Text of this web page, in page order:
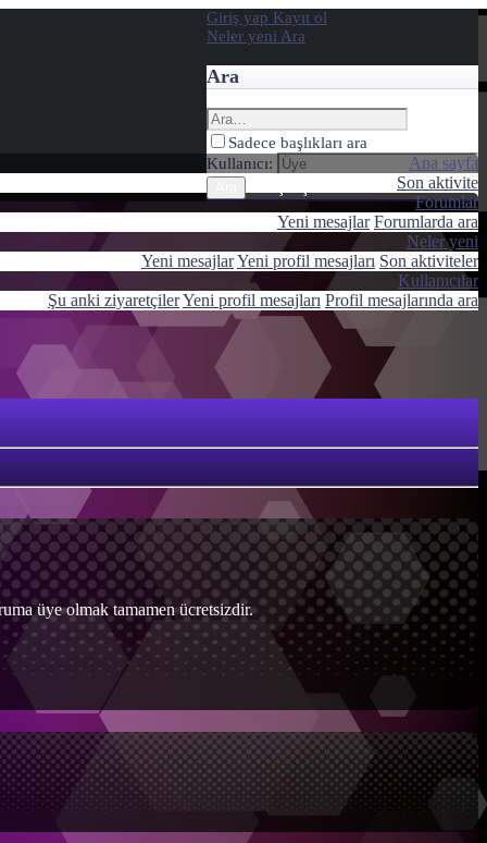
Giriş yap Kayıt ol
Neler yeni Ara
Ara
Sadece başlıkları ara
Kullanıcı:
Ana sayfa
Son aktivite
Forumlar
Yeni mesajlar Forumlarda ara
Neler yeni
Yeni mesajlarYeni profil mesajları Son aktiviteler
Kullanıcılar
Şu anki ziyaretçilerYeni profil mesajları Profil mesajlarında ara
üye olmak tamamen ücretsizdir.